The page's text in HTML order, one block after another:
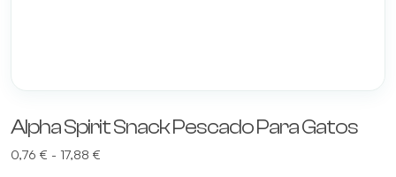
Alpha Spirit Snack Pescado Para Gatos
0,76 € - 17,88 €